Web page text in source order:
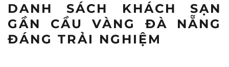
DANH SÁCH KHÁCH SẠN
GẦN CẦU VÀNG ĐÀ NẴNG
ĐÁNG TRẢI NGHIỆM